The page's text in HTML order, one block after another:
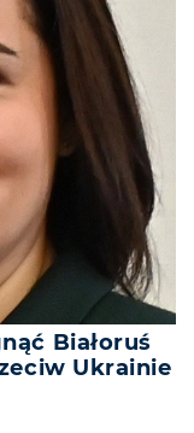
Białoruś
Ukrainie